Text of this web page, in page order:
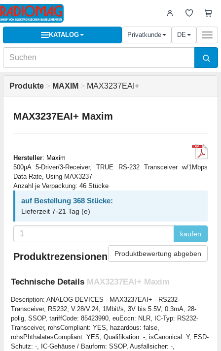
KATALOG Privatkunde DE
Produkte > MAXIM > MAX3237EAI+
MAX3237EAI+ Maxim
Hersteller: Maxim
500µA 5-Driver/3-Receiver, TRUE RS-232 Transceiver w/1Mbps
Data Rate, Using MAX3237
Anzahl je Verpackung: 46 Stücke
auf Bestellung 368 Stücke:
Lieferzeit 7-21 Tag (e)
kaufen
Produktrezensionen Produktbewertung abgeben
Technische Details MAX3237EAI+ Maxim
Description: ANALOG DEVICES - MAX3237EAI+ - RS232-
Transceiver, RS232, V.28/V.24, 1Mbit/s, 3V bis 5.5V, 0.3mA, 28-
polig, SSOP, tariffCode: 85423990, euEccn: NLR, IC-Typ: RS232-
Transceiver, rohsCompliant: YES, hazardous: false,
rohsPhthalatesCompliant: YES, Qualifikation: -, isCanonical: Y, ESD-
Schutz: -, IC-Gehäuse / Bauform: SSOP, Ausfallsicher: -,